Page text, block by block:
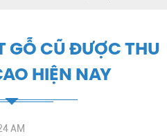
GỖ CŨ ĐƯỢC THU
HIỆN NAY
AM